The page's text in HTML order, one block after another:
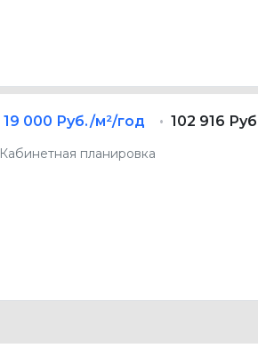
19 000 Руб./м²/год 102 916
Кабинетная планировка